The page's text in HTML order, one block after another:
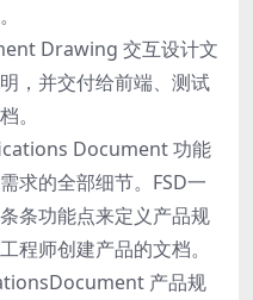
Drawing 交互设计文
，并交付给前端、测试
。
Document 功能
求的全部细节。FSD⼀
条功能点来定义产品规
程师创建产品的文档。
产品规